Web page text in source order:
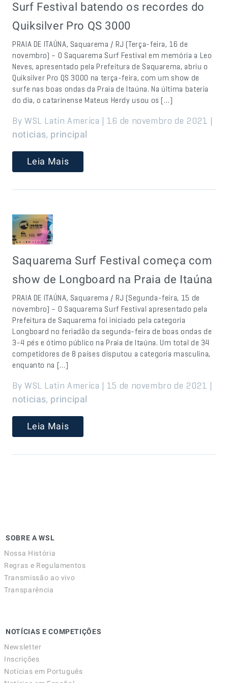
Surf Festival batendo os recordes do
Quiksilver Pro QS 3000
PRAIA DE ITAÚNA, Saquarema / RJ (Terça-feira, 16 de
novembro) – O Saquarema Surf Festival em memória a Leo
Neves, apresentado pela Prefeitura de Saquarema, abriu o
Quiksilver Pro QS 3000 na terça-feira, com um show de
surfe nas boas ondas da Praia de Itaúna. Na última bateria
do dia, o catarinense Mateus Herdy usou os […]
By WSL Latin America | 16 de novembro de 2021 |
noticias, principal
Leia Mais
Saquarema Surf Festival começa com
show de Longboard na Praia de Itaúna
PRAIA DE ITAÚNA, Saquarema / RJ (Segunda-feira, 15 de
novembro) – O Saquarema Surf Festival apresentado pela
Prefeitura de Saquarema foi iniciado pela categoria
Longboard no feriadão da segunda-feira de boas ondas de
3-4 pés e ótimo público na Praia de Itaúna. Um total de 34
competidores de 8 países disputou a categoria masculina,
enquanto na […]
By WSL Latin America | 15 de novembro de 2021 |
noticias, principal
Leia Mais
SOBRE A WSL
Nossa História
Regras e Regulamentos
Transmissão ao vivo
Transparência
NOTÍCIAS E COMPETIÇÕES
Newsletter
Inscrições
Notícias em Português